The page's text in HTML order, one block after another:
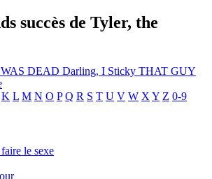
succès de Tyler, the
DEAD Darling, I Sticky THAT GUY
K L M N O P Q R S T U V W X Y Z 0-9
le sexe